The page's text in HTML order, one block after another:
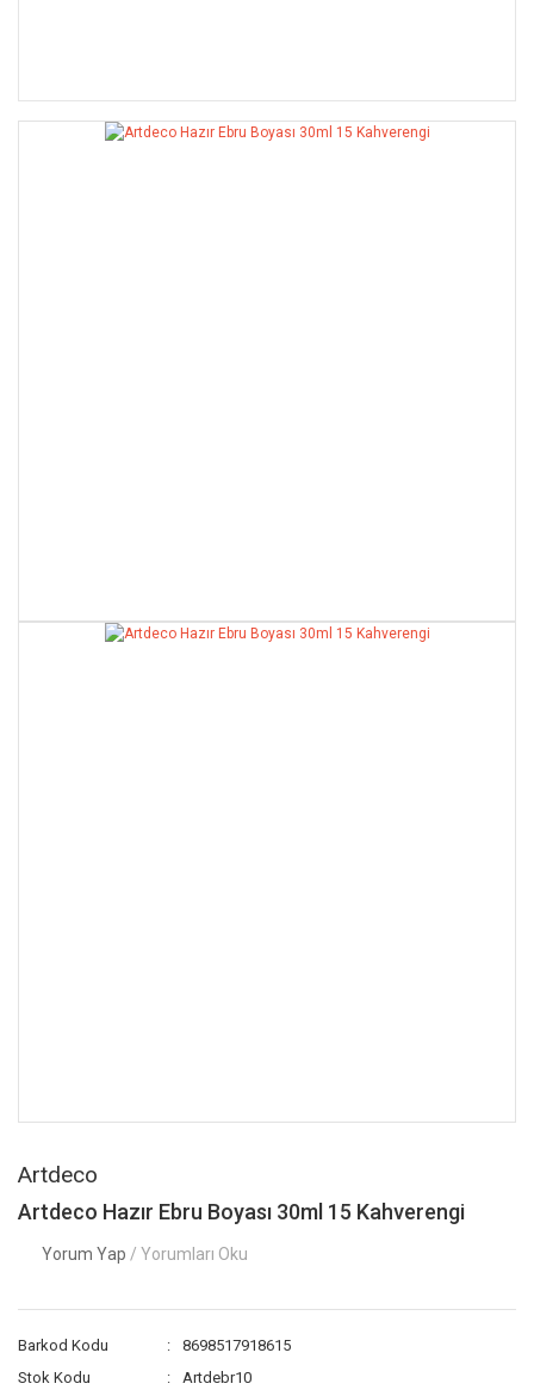
Artdeco
Artdeco Hazır Ebru Boyası 30ml 15 Kahverengi
Yorum Yap / Yorumları Oku
Barkod Kodu
8698517918615
Stok Kodu
Artdebr10